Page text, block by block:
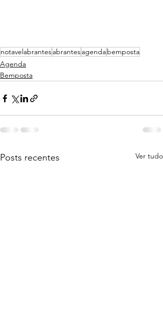
notavelabrantesabrantesagendabemposta
Agenda
Bemposta
Posts recentes Ver tudo